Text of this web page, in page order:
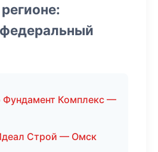
Фундамент Комплекс —
Строй — Омск